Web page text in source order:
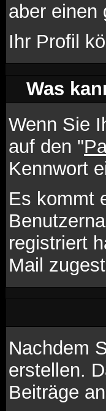
aber einen
Ihr Profil
Was
Wenn Sie
auf den "
Kennwort
Es kommt
registriert
Mail
Nachdem
erstellen.
Beiträge